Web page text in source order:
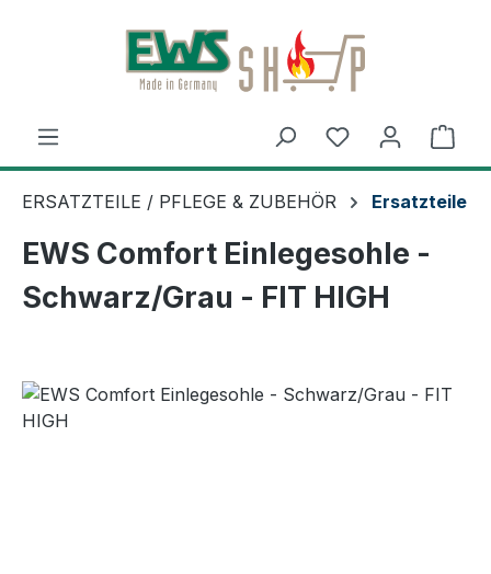
Zum Hauptinhalt springen
ERSATZTEILE / PFLEGE & ZUBEHÖR Ersatzteile
EWS Comfort Einlegesohle -
Schwarz/Grau - FIT HIGH